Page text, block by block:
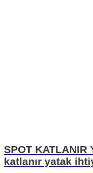
SPOT KATLANIR
katlanır yatak